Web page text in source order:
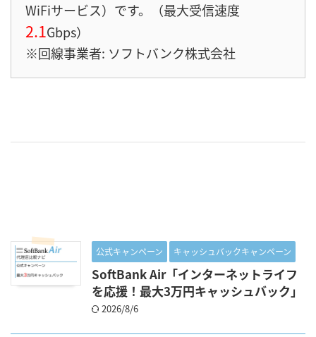
WiFiサービス）です。（最大受信速度
2.1Gbps）
※回線事業者: ソフトバンク株式会社
公式キャンペーン キャッシュバックキャンペーン
SoftBank Air「インターネットライフ
を応援！最大3万円キャッシュバック」
2026/8/6